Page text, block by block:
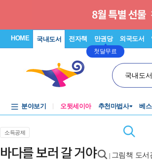
HOME 국내도서 전자책 만권당
첫달무료
외국도서
국내도서
분야보기 오뒷세이아 추천마법사 베
소득공제
바다를 보러 갈 거야 그림책 도서